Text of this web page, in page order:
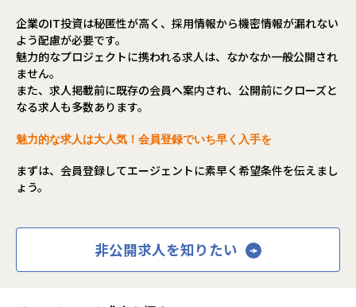
企業のIT投資は秘匿性が高く、採用情報から機密情報が漏れない
よう配慮が必要です。
魅力的なプロジェクトに携われる求人は、なかなか一般公開され
ません。
また、求人掲載前に既存の会員へ案内され、公開前にクローズと
なる求人も多数あります。
魅力的な求人は大人気！会員登録でいち早く入手を
まずは、会員登録してエージェントに素早く希望条件を伝えまし
ょう。
非公開求人を知りたい